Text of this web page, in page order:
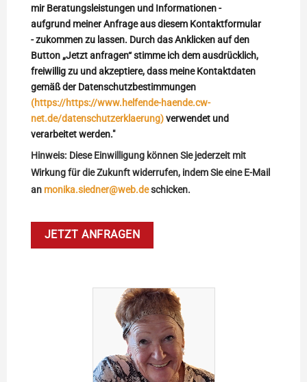
mir Beratungsleistungen und Informationen -
aufgrund meiner Anfrage aus diesem Kontaktformular
- zukommen zu lassen. Durch das Anklicken auf den
Button „Jetzt anfragen“ stimme ich dem ausdrücklich,
freiwillig zu und akzeptiere, dass meine Kontaktdaten
gemäß der Datenschutzbestimmungen
(https://https://www.helfende-haende.cw-
net.de/datenschutzerklaerung)verwendet und
verarbeitet werden."
Hinweis: Diese Einwilligung können Sie jederzeit mit
Wirkung für die Zukunft widerrufen, indem Sie eine E-Mail
an monika.siedner@web.deschicken.